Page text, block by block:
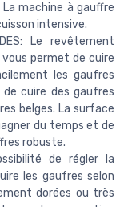
machine à gauffre
intensive.
Le revêtement
permet de cuire
les gaufres
cuire des gaufres
belges. La surface
du temps et de
robuste.
de régler la
les gaufres selon
dorées ou très